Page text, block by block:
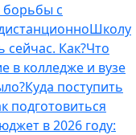
борьбы с
Школу
сейчас. Как?Что
в колледже и вузе
Куда поступить
подготовиться
в 2026 году: